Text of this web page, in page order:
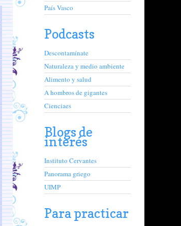
País Vasco
Podcasts
Descontamínate
Naturaleza y medio ambiente
Alimento y salud
A hombros de gigantes
Cienciaes
Blogs de
interés
Instituto Cervantes
Panorama griego
UIMP
Para practicar